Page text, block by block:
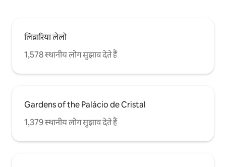
लिव्रारिया लेलो
1,578 स्थानीय लोग सुझाव देते हैं
Gardens of the Palácio de Cristal
1,379 स्थानीय लोग सुझाव देते हैं